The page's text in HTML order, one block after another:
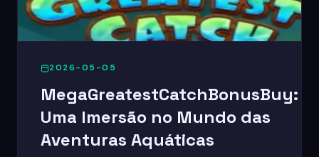
2026-05-05
MegaGreatestCatchBonusBuy:
Uma Imersão no Mundo das
Aventuras Aquáticas